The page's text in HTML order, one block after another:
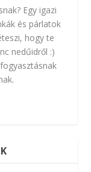
Egy igazi
és párlatok
hogy te
nedűidről :)